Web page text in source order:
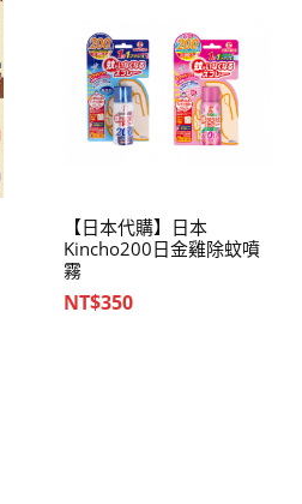
【日本代購】日本
Kincho200日金雞除蚊噴
霧
NT$350